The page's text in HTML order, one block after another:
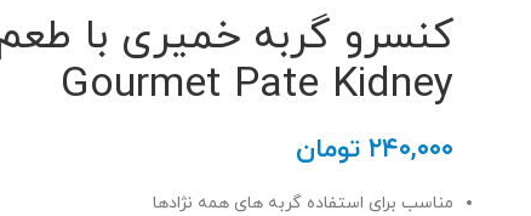
کنسرو گربه خمیری با
Gourmet Pate Kidney
۲۴۰,۰۰۰ تومان
مناسب برای استفاده گربه های همه نژادها